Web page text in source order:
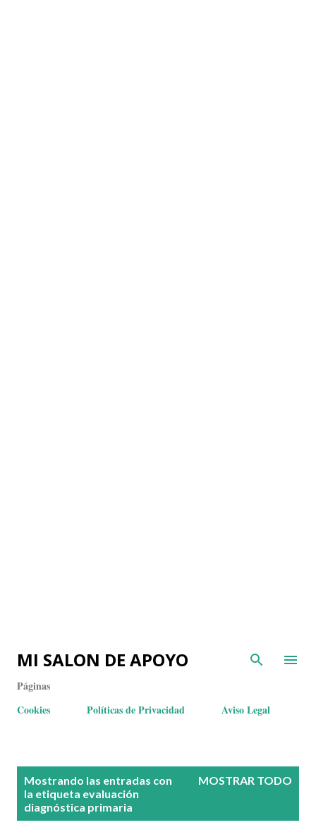
MI SALON DE APOYO
Páginas
Cookies
Políticas de Privacidad Aviso Legal
Mostrando las entradas con
la etiqueta evaluación
diagnóstica primaria
MOSTRAR TODO